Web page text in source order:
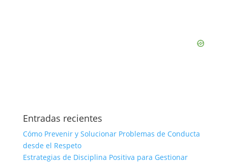
Entradas recientes
Cómo Prevenir y Solucionar Problemas de Conducta
desde el Respeto
Estrategias de Disciplina Positiva para Gestionar